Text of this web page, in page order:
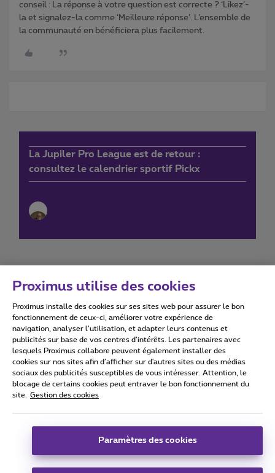
conseil : La réponse à votre question est correcte ? ‘Likez’-
la et signalez-la comme ‘Meilleure réponse’. L’ensemble de
la communauté en bénéficiera plus facilement.
La Jupiler Pro League est de retour :
consultez le calendrier sportif Pickx
Conditions d'utilisation Accessibility statement
Tous droits réservés. © 2026
Conditions générales, info consommateur
Coordonnées de l’entreprise
Boulevard du Roi Albert II 27 - B-1030 Bruxelles.
Proximus utilise des cookies
Proximus installe des cookies sur ses sites web pour assurer le bon
fonctionnement de ceux-ci, améliorer votre expérience de
navigation, analyser l’utilisation, et adapter leurs contenus et
publicités sur base de vos centres d’intérêts. Les partenaires avec
lesquels Proximus collabore peuvent également installer des
cookies sur nos sites afin d’afficher sur d'autres sites ou des médias
sociaux des publicités susceptibles de vous intéresser. Attention, le
blocage de certains cookies peut entraver le bon fonctionnement du
site.
Gestion des cookies
Paramètres des cookies